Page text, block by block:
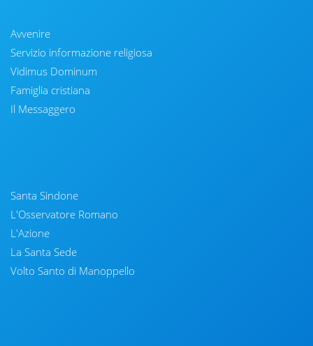
Avvenire
Servizio informazione religiosa
Vidimus Dominum
Famiglia cristiana
Il Messaggero
Santa Sindone
L'Osservatore Romano
L'Azione
La Santa Sede
Volto Santo di Manoppello